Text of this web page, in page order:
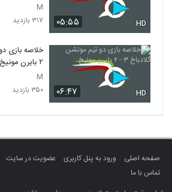
۰۵:۵۵ HD
M
۳۱۷ بازدید
۰۶:۴۷ HD
۲ بایرن مونیخ
M
۳۵۰ بازدید
صفحه اصلی ورود به پنل کاربری عضویت در سایت
تماس با ما